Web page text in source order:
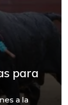
para
a la